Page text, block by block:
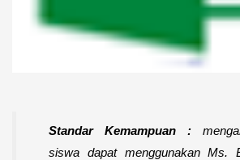
Standar Kemampuan :
siswa dapat menggunakan Ms.